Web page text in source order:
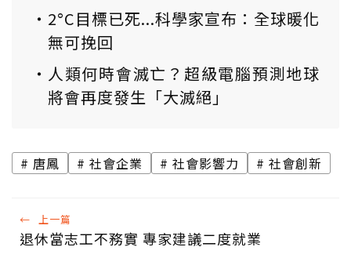
2°C目標已死...科學家宣布：全球暖化
無可挽回
人類何時會滅亡？超級電腦預測地球
將會再度發生「大滅絕」
唐鳳 社會企業 社會影響力 社會創新
← 上一篇
退休當志工不務實 專家建議二度就業